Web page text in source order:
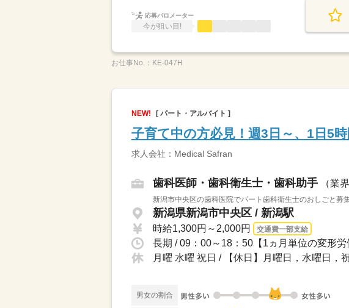
応募バロメーター
今が狙い目!
お仕事No.： KE-047H
NEW! [ パート・アルバイト ]
子育て中の方必見！週3日～、1日5
求人会社：Medical Safran
歯科医師・歯科衛生士・歯科助手 （業
新潟市中央区の歯科医院でパート歯科衛生士のおしごと
新潟県新潟市中央区 / 新潟駅
時給1,300円～2,000円 交通費一部支給
長期 / 09：00～18：50【1ヵ月単位の変形
月曜 水曜 祝日 / 【休日】月曜日，水曜日，
男女の割合